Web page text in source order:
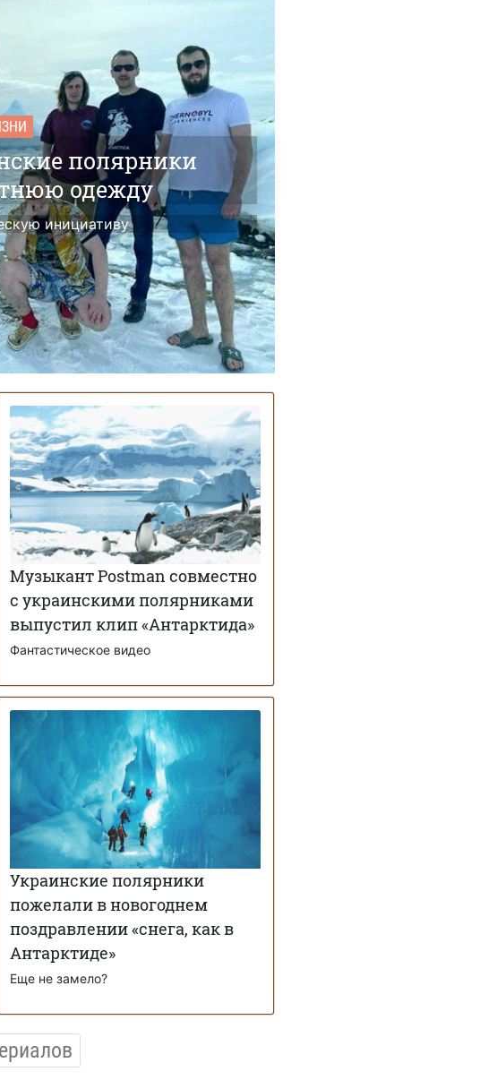
полярники
одежду
инициативу
Музыкант Postman совместно
с украинскими полярниками
выпустил клип «Антарктида»
Фантастическое видео
Украинские полярники
пожелали в новогоднем
поздравлении «снега, как в
Антарктиде»
Еще не замело?